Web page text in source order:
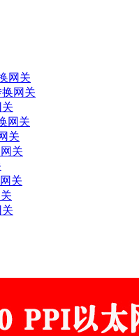
网关
网关
网关
关
关
关